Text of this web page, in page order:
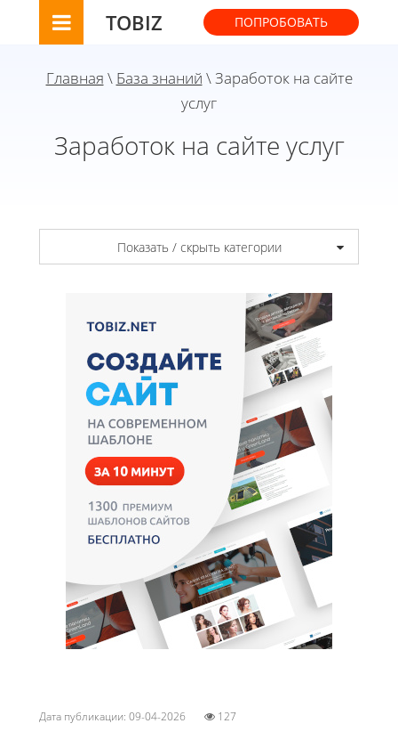
TOBIZ ПОПРОБОВАТЬ
Главная \ База знаний \ Заработок на сайте
услуг
Заработок на сайте услуг
Показать / скрыть категории
Дата публикации: 09-04-2026 127